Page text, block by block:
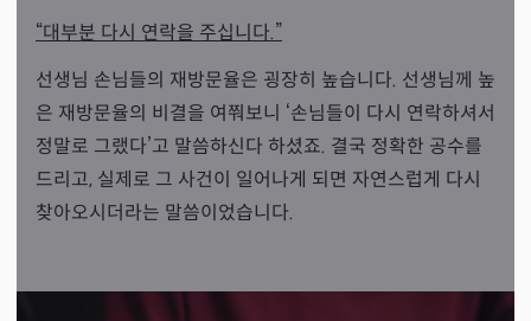
“대부분 다시 연락을 주십니다.”
선생님 손님들의 재방문율은 굉장히 높습니다. 선생님께 높
은 재방문율의 비결을 여쭤보니 ‘손님들이 다시 연락하셔서
정말로 그랬다’고 말씀하신다 하셨죠. 결국 정확한 공수를
드리고, 실제로 그 사건이 일어나게 되면 자연스럽게 다시
찾아오시더라는 말씀이었습니다.